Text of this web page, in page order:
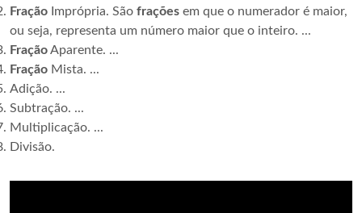
Fração Imprópria. São frações em que o numerador é maior,
ou seja, representa um número maior que o inteiro. ...
FraçãoAparente. ...
Fração Mista. ...
Adição. ...
Subtração. ...
Multiplicação. ...
Divisão.